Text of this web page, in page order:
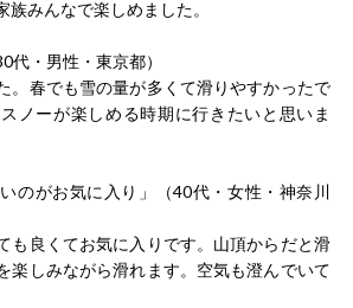
みんなで楽しめました。
代・男性・東京都）
。春でも雪の量が多くて滑りやすかったで
ノーが楽しめる時期に行きたいと思いま
のがお気に入り」（40代・女性・神奈川
も良くてお気に入りです。山頂からだと滑
楽しみながら滑れます。空気も澄んでいて